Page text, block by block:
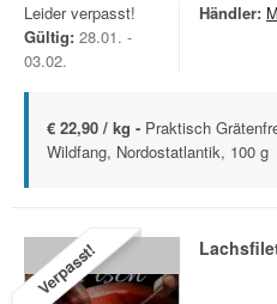
Leider verpasst!
Gültig: 28.01. -
03.02.
Händler:
€ 22,90 / kg - Praktisch
Wildfang, Nordostatlantik, 100 g
Verpasst!